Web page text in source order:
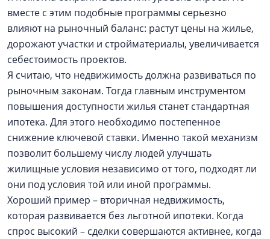
вместе с этим подобные программы серьезно
влияют на рыночный баланс: растут цены на жилье,
дорожают участки и стройматериалы, увеличивается
себестоимость проектов.
Я считаю, что недвижимость должна развиваться по
рыночным законам. Тогда главным инструментом
повышения доступности жилья станет стандартная
ипотека. Для этого необходимо постепенное
снижение ключевой ставки. Именно такой механизм
позволит большему числу людей улучшать
жилищные условия независимо от того, подходят ли
они под условия той или иной программы.
Хороший пример – вторичная недвижимость,
которая развивается без льготной ипотеки. Когда
спрос высокий – сделки совершаются активнее, когда